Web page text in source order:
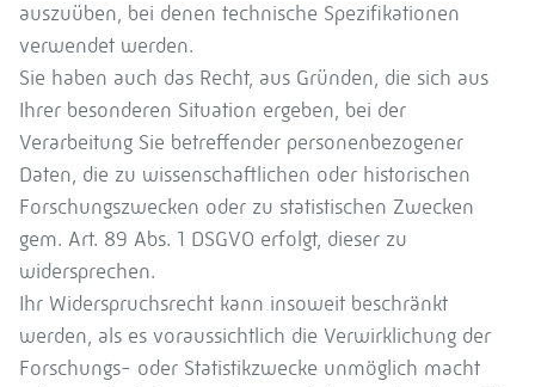
auszuüben, bei denen technische Spezifikationen
verwendet werden.
Sie haben auch das Recht, aus Gründen, die sich aus
Ihrer besonderen Situation ergeben, bei der
Verarbeitung Sie betreffender personenbezogener
Daten, die zu wissenschaftlichen oder historischen
Forschungszwecken oder zu statistischen Zwecken
gem. Art. 89 Abs. 1 DSGVO erfolgt, dieser zu
widersprechen.
Ihr Widerspruchsrecht kann insoweit beschränkt
werden, als es voraussichtlich die Verwirklichung der
Forschungs- oder Statistikzwecke unmöglich macht